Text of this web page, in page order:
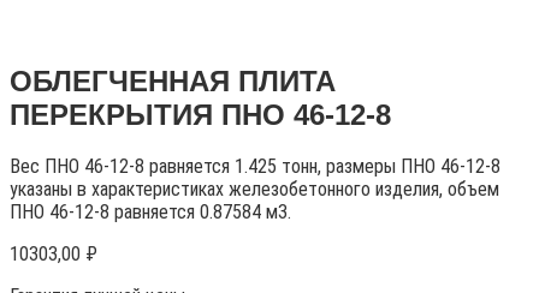
ОБЛЕГЧЕННАЯ ПЛИТА
ПЕРЕКРЫТИЯ ПНО 46-12-8
Вес ПНО 46-12-8 равняется 1.425 тонн, размеры ПНО 46-12-8
указаны в характеристиках железобетонного изделия, объем
ПНО 46-12-8 равняется 0.87584 м3.
10303,00 ₽